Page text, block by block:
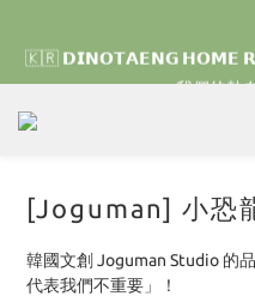
我們的熱
我們的熱
[Joguman] 小恐
韓國文創 Joguman Studio 的
代表我們不重要」！